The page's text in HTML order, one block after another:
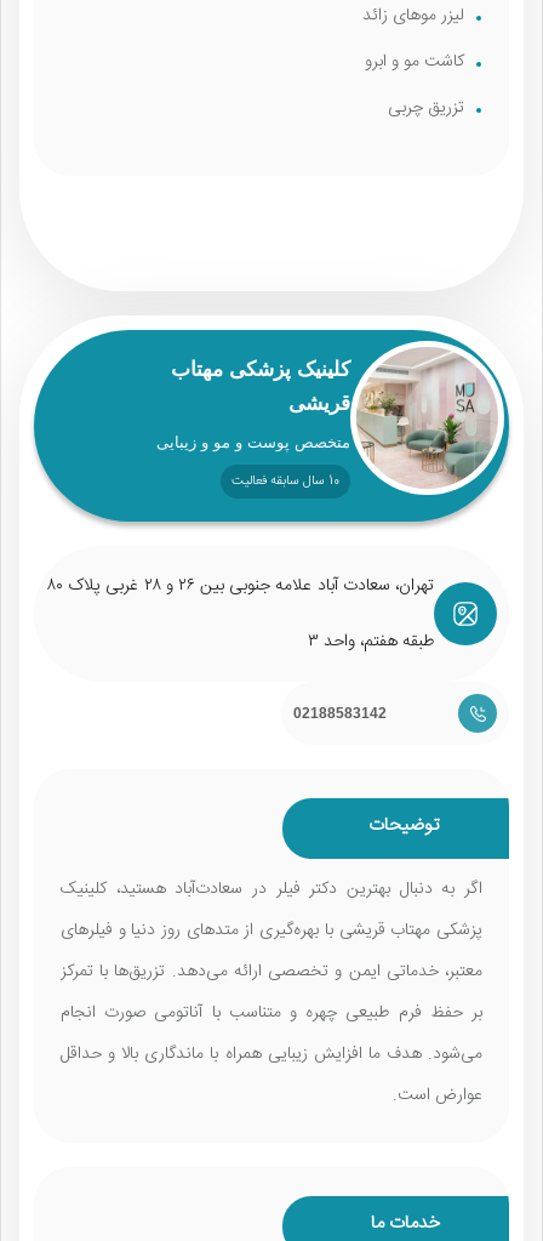
لیزر موهای زائد
کاشت مو و ابرو
تزریق چربی
کلینیک پزشکی مهتاب
قریشی
متخصص پوست و مو و زیبایی
10 سال سابقه فعالیت
تهران، سعادت آباد علامه جنوبی بین ۲۶ و ۲۸ غربی پلاک ۸۰
طبقه هفتم، واحد ۳
02188583142
توضیحات
اگر به دنبال بهترین دکتر فیلر در سعادت‌آباد هستید، کلینیک
پزشکی مهتاب قریشی با بهره‌گیری از متدهای روز دنیا و فیلرهای
معتبر، خدماتی ایمن و تخصصی ارائه می‌دهد. تزریق‌ها با تمرکز
بر حفظ فرم طبیعی چهره و متناسب با آناتومی صورت انجام
می‌شود. هدف ما افزایش زیبایی همراه با ماندگاری بالا و حداقل
عوارض است.
خدمات ما